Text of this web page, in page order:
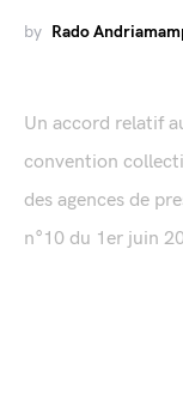
by Rado
Un accord relatif
convention
des agences de
n°10 du 1er juin